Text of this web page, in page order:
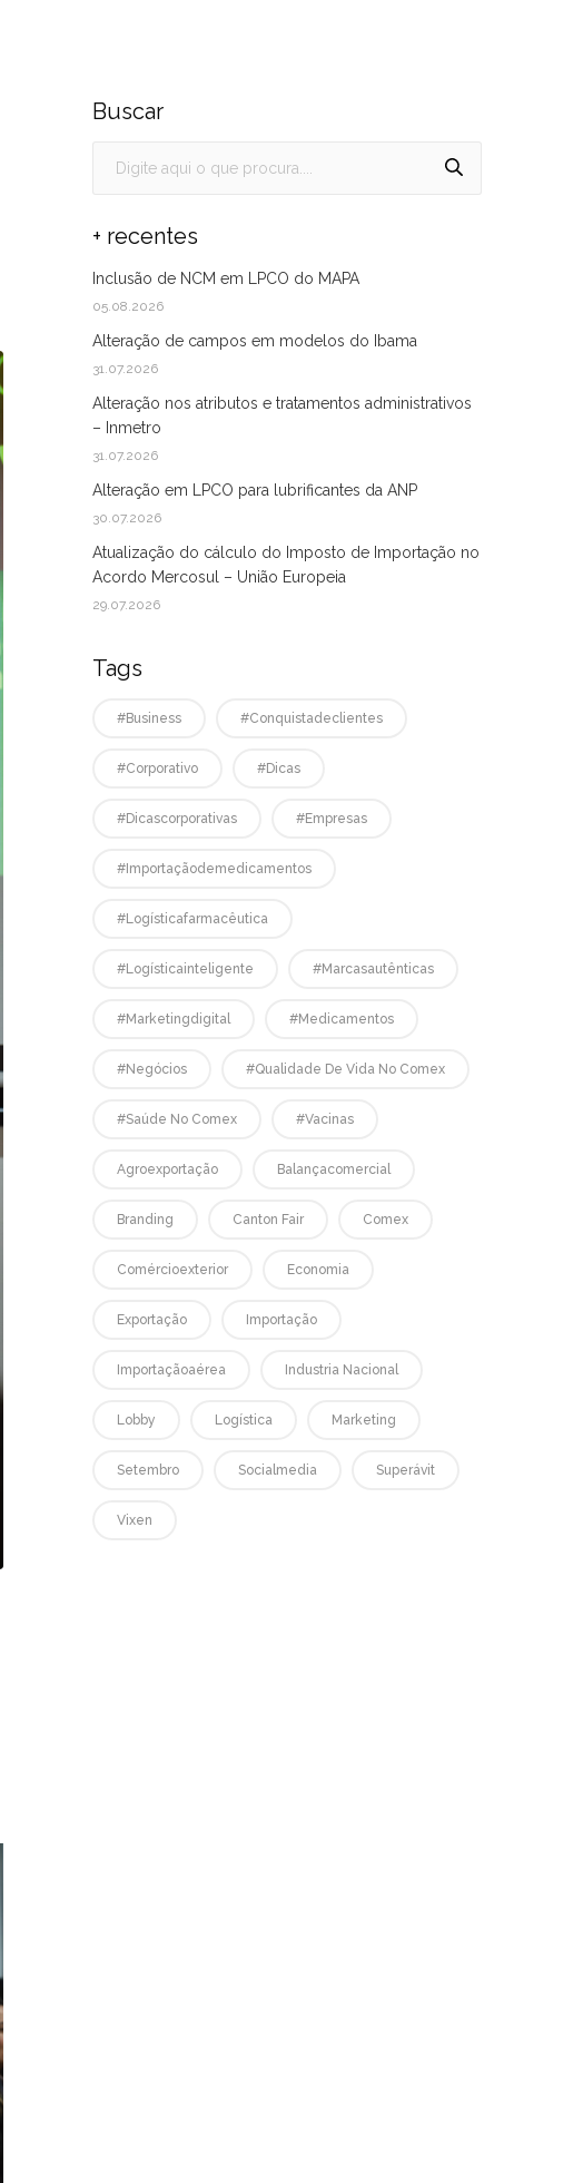
Buscar
+ recentes
Inclusão de NCM em LPCO do MAPA
05.08.2026
Alteração de campos em modelos do Ibama
31.07.2026
Alteração nos atributos e tratamentos administrativos
– Inmetro
31.07.2026
Alteração em LPCO para lubrificantes da ANP
30.07.2026
Atualização do cálculo do Imposto de Importação no
Acordo Mercosul – União Europeia
29.07.2026
Tags
#business #conquistadeclientes
#corporativo #dicas
#dicascorporativas #empresas
#Importaçãodemedicamentos
#logísticafarmacêutica
#logísticainteligente #marcasautênticas
#marketingdigital #medicamentos
#negócios #qualidade De Vida No Comex
#saúde No Comex #vacinas
Agroexportação Balançacomercial
Branding Canton Fair Comex
Comércioexterior Economia
Exportação Importação
Importaçãoaérea Industria Nacional
Lobby Logística Marketing
Setembro Socialmedia Superávit
Vixen